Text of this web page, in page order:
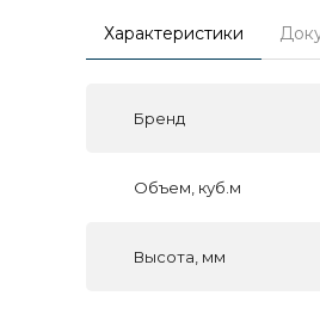
Характеристики
Бренд
Объем, куб.м
Высота, мм